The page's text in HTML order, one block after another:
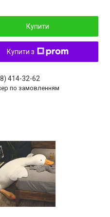
Купити
Купити з
414-32-62
по замовленням